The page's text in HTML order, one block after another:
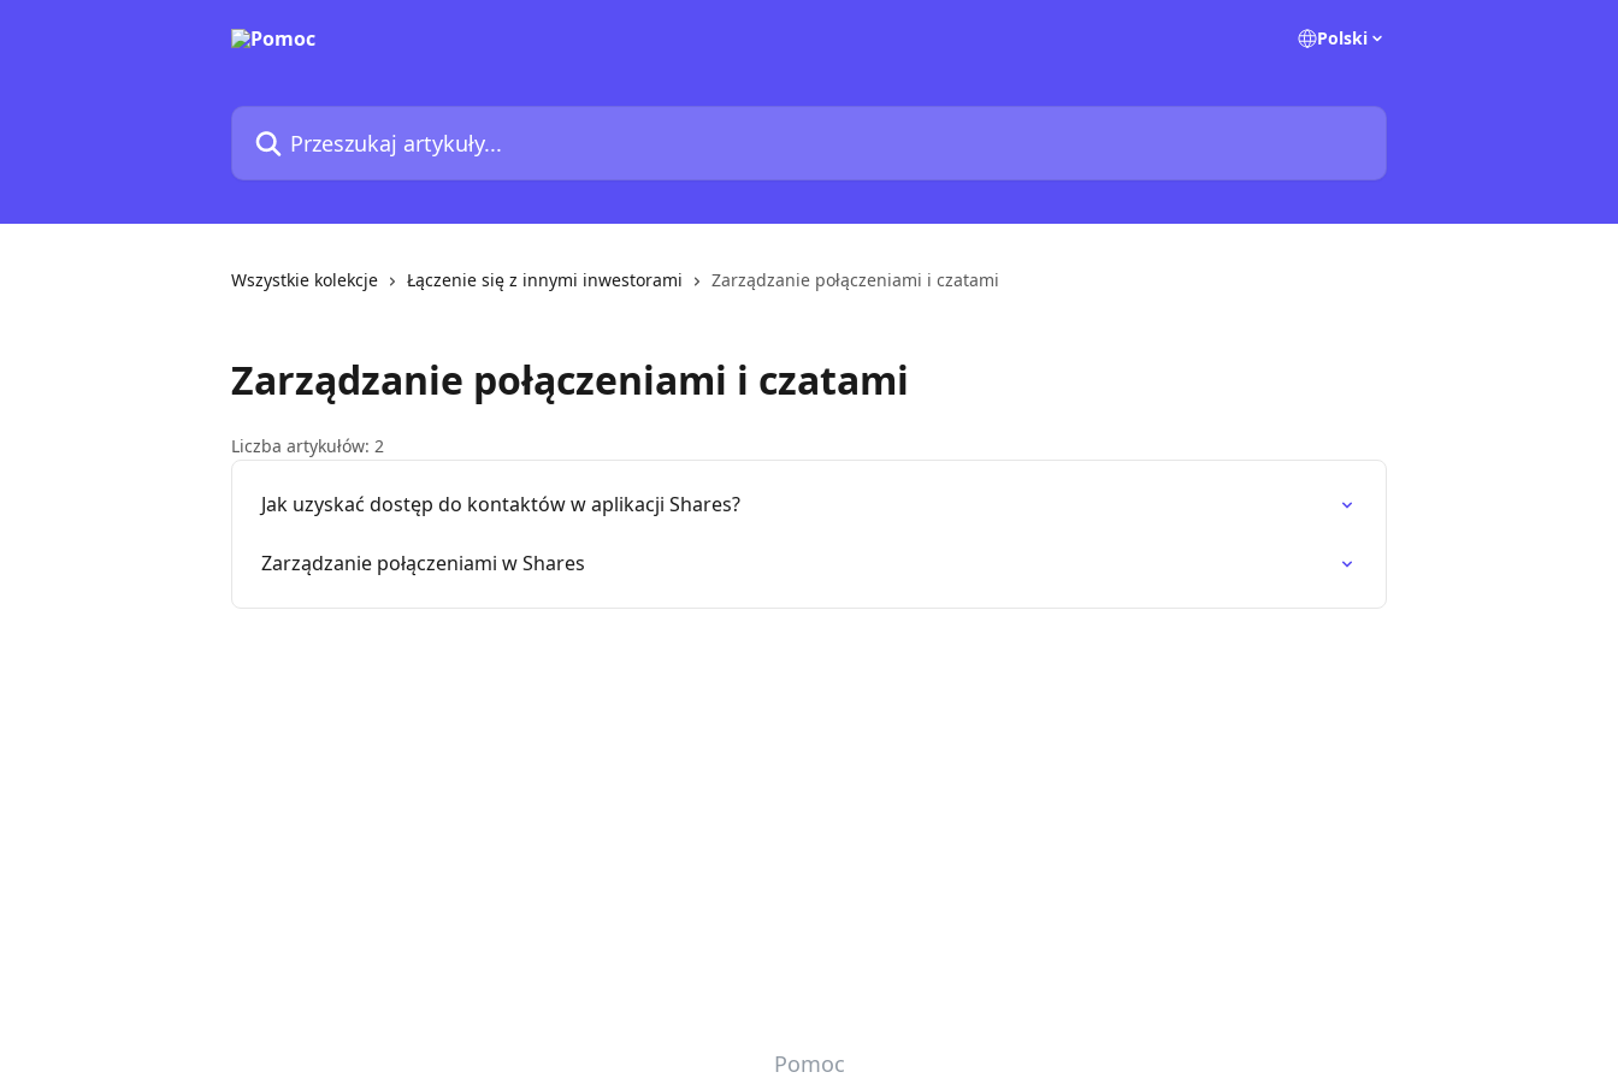
Polski
Przeszukaj artykuły...
Wszystkie kolekcje Łączenie się z innymi inwestorami Zarządzanie połączeniami i czatami
Zarządzanie połączeniami i czatami
Liczba artykułów: 2
Jak uzyskać dostęp do kontaktów w aplikacji Shares?
Zarządzanie połączeniami w Shares
Pomoc